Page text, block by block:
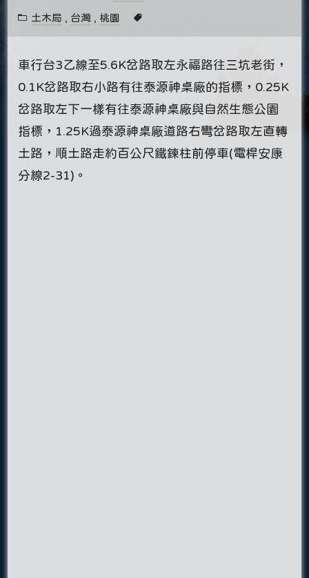
土木局 , 台灣 , 桃園
車行台3乙線至5.6K岔路取左永福路往三坑老街，
0.1K岔路取右小路有往泰源神桌廠的指標，0.25K
岔路取左下一樣有往泰源神桌廠與自然生態公園
指標，1.25K過泰源神桌廠道路右彎岔路取左直轉
土路，順土路走約百公尺鐵鍊柱前停車(電桿安康
分線2-31)。